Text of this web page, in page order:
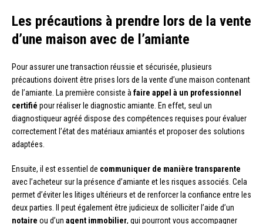
Les précautions à prendre lors de la vente
d’une maison avec de l’amiante
Pour assurer une transaction réussie et sécurisée, plusieurs
précautions doivent être prises lors de la vente d’une maison contenant
de l’amiante. La première consiste àfaire appel à un professionnel
certifié pour réaliser le diagnostic amiante. En effet, seul un
diagnostiqueur agréé dispose des compétences requises pour évaluer
correctement l’état des matériaux amiantés et proposer des solutions
adaptées.
Ensuite, il est essentiel de communiquer de manière transparente
avec l’acheteur sur la présence d’amiante et les risques associés. Cela
permet d’éviter les litiges ultérieurs et de renforcer la confiance entre les
deux parties. Il peut également être judicieux de solliciter l’aide d’un
notaire ou d’un agent immobilier, qui pourront vous accompagner